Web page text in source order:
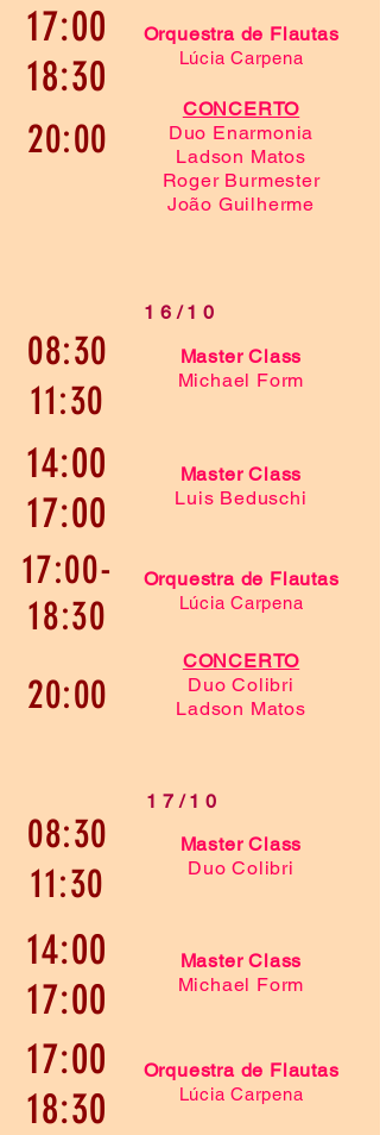
CONCERTO
Duo Enarmonia
Ladson Matos
Roger Burmester
João Guilherme
Orquestra de Flautas
Lúcia Carpena
17:00
18:30
20:00
16/10
Master Class
Michael Form
08:30
11:30
Master Class
Luis Beduschi
14:00
17:00
17:00-
18:30
Orquestra de Flautas
Lúcia Carpena
CONCERTO
Duo Colibri
Ladson Matos
20:00
17/10
Master Class
Duo Colibri
08:30
11:30
14:00
17:00
Master Class
Michael Form
Orquestra de Flautas
Lúcia Carpena
17:00
18:30